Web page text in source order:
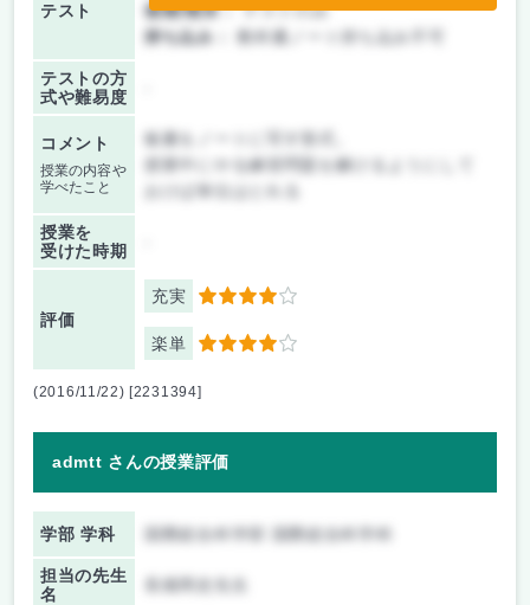
テスト
後期/期末：テストのみ
持ち込み：
教科書ノート持ち込み不可
テストの方
式や難易度
コメント
授業の内容や
学べたこと
板書をノートに写す形式。
授業中にやる練習問題を解けるようにして
授業を
受けた時期
評価
充実 4
楽単 4
(2016/11/22) [2231394]
admtt さんの授業評価
学部 学科 国際総合科学部 国際総合科学科
担当の先生
名